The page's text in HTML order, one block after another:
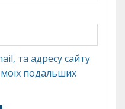
та адресу сайту
подальших